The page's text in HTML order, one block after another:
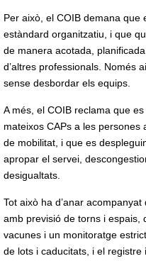
Per això, el COIB demana que
estàndard organitzatiu, i que
de manera acotada,
d’altres professionals. Només
sense desbordar els equips.
A més, el COIB reclama que
mateixos CAPs a les
de mobilitat, i que es
apropar el servei,
desigualtats.
Tot això ha d’anar
amb previsió de torns i espais,
vacunes i un monitoratge
de lots i caducitats, i el